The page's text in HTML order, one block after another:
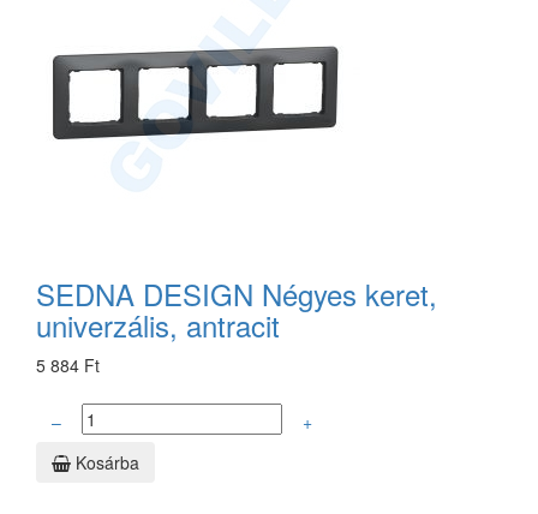
SEDNA DESIGN Négyes keret,
univerzális, antracit
5 884 Ft
–
+
Kosárba